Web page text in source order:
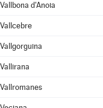
Vallbona d'Anoia
Vallcebre
Vallgorguina
Vallirana
Vallromanes